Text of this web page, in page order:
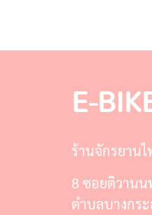
E-
ร้านจักรยาน
8 ซอยติวาน
ตำบลบางกร